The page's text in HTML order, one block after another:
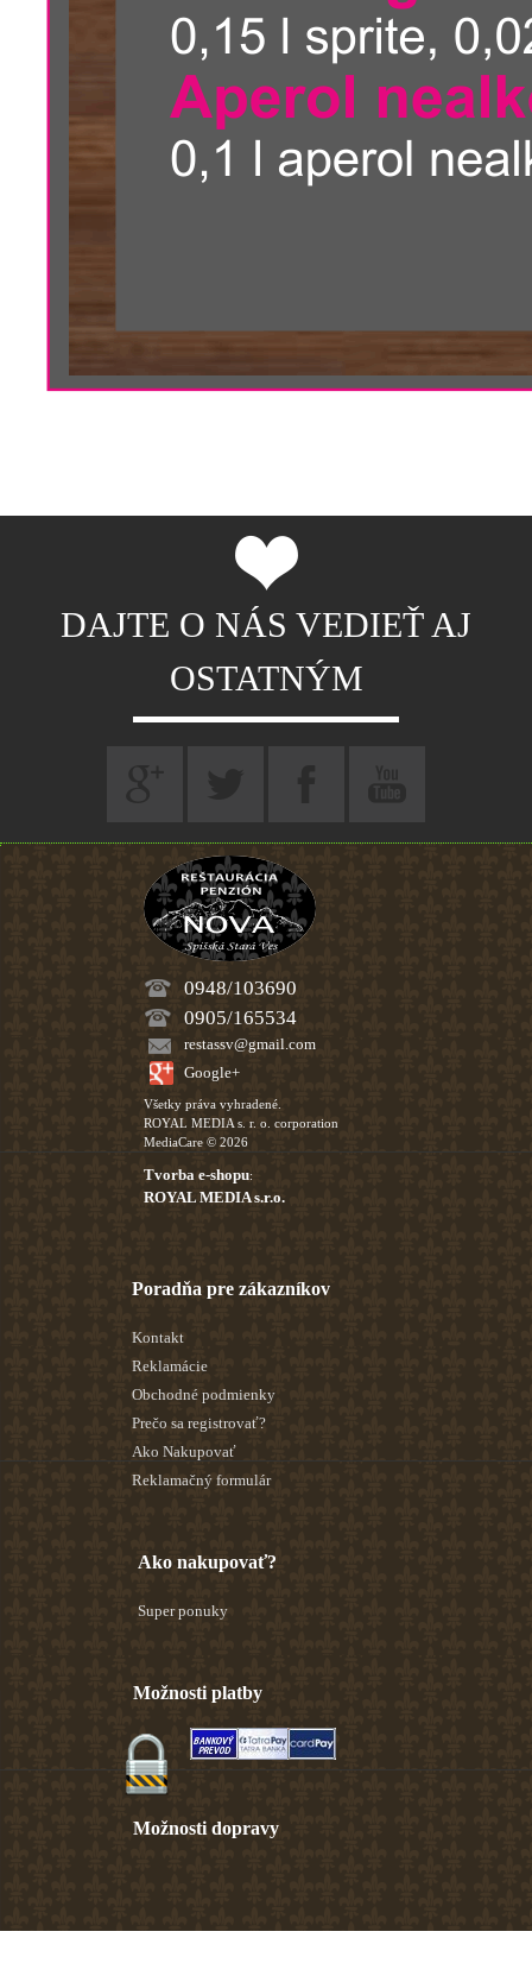
DAJTE O NÁS VEDIEŤ AJ
OSTATNÝM
0948/103690
0905/165534
restassv@gmail.com
Google+
Všetky práva vyhradené.
ROYAL MEDIA s. r. o. corporation
MediaCare © 2026
Tvorba e-shopu:
ROYAL MEDIA s.r.o.
Poradňa pre zákazníkov
Kontakt
Reklamácie
Obchodné podmienky
Prečo sa registrovať?
Ako Nakupovať
Reklamačný formulár
Ako nakupovať?
Super ponuky
Možnosti platby
Možnosti dopravy